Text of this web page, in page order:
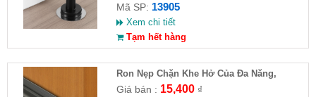
Mã SP: 13905
Xem chi tiết
Tạm hết hàng
Ron Nẹp Chặn Khe Hở Của Đa Năng,
Chống Côn Trùng( HĐ )
Giá bán : 15,400₫